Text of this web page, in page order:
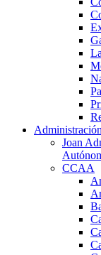
Joan
CCAA